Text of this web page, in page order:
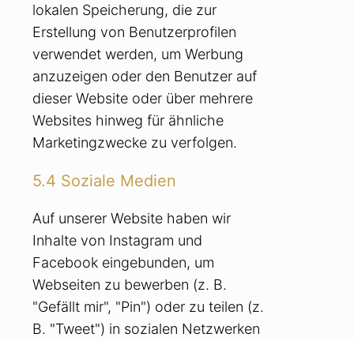
lokalen Speicherung, die zur
Erstellung von Benutzerprofilen
verwendet werden, um Werbung
anzuzeigen oder den Benutzer auf
dieser Website oder über mehrere
Websites hinweg für ähnliche
Marketingzwecke zu verfolgen.
5.4 Soziale Medien
Auf unserer Website haben wir
Inhalte von Instagram und
Facebook eingebunden, um
Webseiten zu bewerben (z. B.
"Gefällt mir", "Pin") oder zu teilen (z.
B. "Tweet") in sozialen Netzwerken